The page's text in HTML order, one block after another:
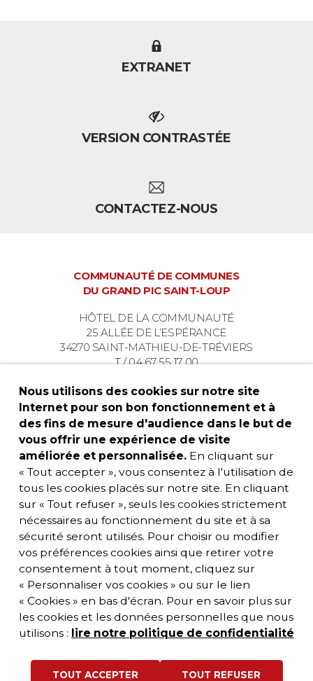
EXTRANET
VERSION CONTRASTÉE
CONTACTEZ-NOUS
COMMUNAUTÉ DE COMMUNES
DU GRAND PIC SAINT-LOUP
HÔTEL DE LA COMMUNAUTÉ
25 ALLÉE DE L’ESPÉRANCE
34270 SAINT-MATHIEU-DE-TRÉVIERS
T / 04 67 55 17 00
Nous utilisons des cookies sur notre site
Internet pour son bon fonctionnement et à
des fins de mesure d'audience dans le but de
vous offrir une expérience de visite
améliorée et personnalisée. En cliquant sur
« Tout accepter », vous consentez à l'utilisation de
tous les cookies placés sur notre site. En cliquant
sur « Tout refuser », seuls les cookies strictement
nécessaires au fonctionnement du site et à sa
sécurité seront utilisés. Pour choisir ou modifier
vos préférences cookies ainsi que retirer votre
consentement à tout moment, cliquez sur
« Personnaliser vos cookies » ou sur le lien
« Cookies » en bas d'écran. Pour en savoir plus sur
les cookies et les données personnelles que nous
utilisons : lire notre politique de confidentialité
TOUT ACCEPTER TOUT REFUSER